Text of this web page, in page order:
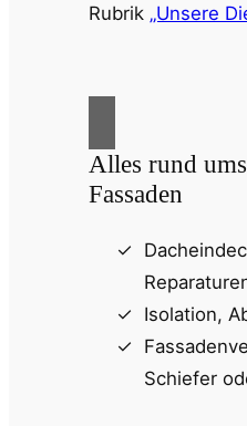
Rubrik „Unsere
Alles rund
Fassaden
Isolation,
Schiefer